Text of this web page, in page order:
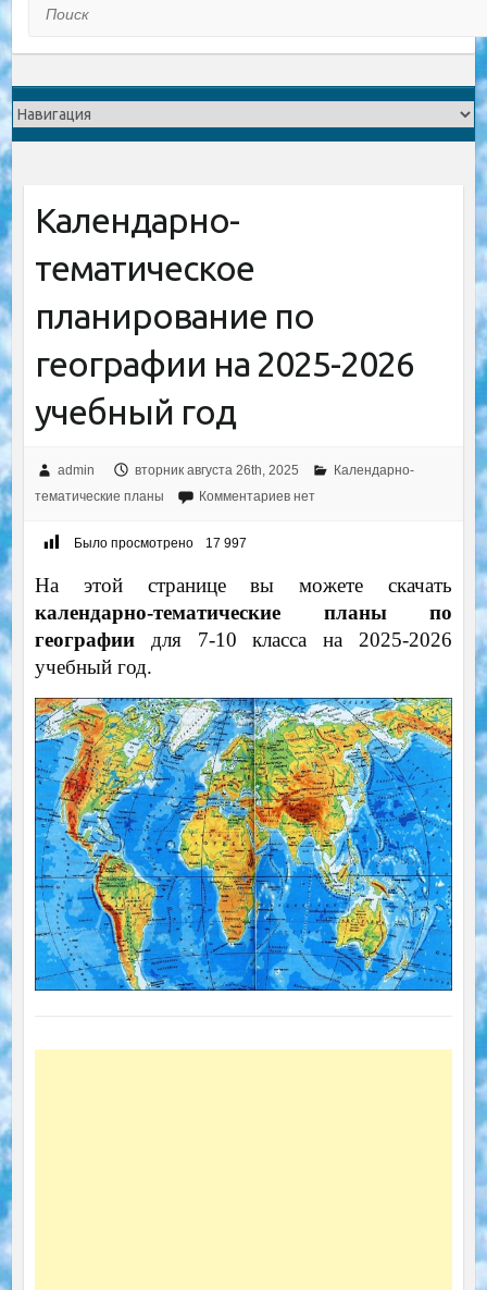
Календарно-
тематическое
планирование по
географии на 2025-2026
учебный год
admin вторник августа 26th, 2025
Календарно-
тематические планы
Комментариев нет
Было просмотрено 17 997
На этой странице вы можете скачать
календарно-тематические планы по
географии для 7-10 класса на 2025-2026
учебный год.